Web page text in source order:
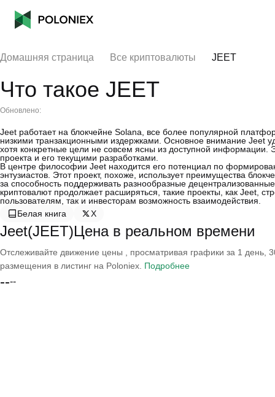
Домашняя страница Все криптовалюты JEET
Что такое JEET
Обновлено:
Jeet работает на блокчейне Solana, все более популярной
низкими транзакционными издержками. Основное внимание Jeet
хотя конкретные цели не совсем ясны из доступной информации.
проекта и его текущими разработками.
В центре философии Jeet находится его потенциал по
энтузиастов. Этот проект, похоже, использует преимущества
за способность поддерживать разнообразные
криптовалют продолжает расширяться, такие проекты, как Jeet,
пользователям, так и инвесторам возможность взаимодействия.
Белая книга
X
Jeet(JEET)Цена в реальном времени
Отслеживайте движение цены , просматривая графики за 1 день,
размещения в листинг на Poloniex. Подробнее
----